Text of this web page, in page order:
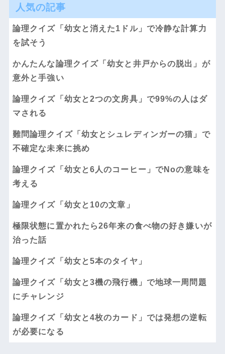
人気の記事
論理クイズ「幼女と消えた1ドル」で冷静な計算力
を試そう
かんたんな論理クイズ「幼女と井戸からの脱出」が
意外と手強い
論理クイズ「幼女と2つの文房具」で99%の人はダ
マされる
難問論理クイズ「幼女とシュレディンガーの猫」で
不確定な未来に挑め
論理クイズ「幼女と6人のコーヒー」でNoの意味を
考える
論理クイズ「幼女と10の文章」
極限状態に置かれたら26年来の食べ物の好き嫌いが
治った話
論理クイズ「幼女と5本のタイヤ」
論理クイズ「幼女と3機の飛行機」で地球一周問題
にチャレンジ
論理クイズ「幼女と4枚のカード」では発想の逆転
が必要になる